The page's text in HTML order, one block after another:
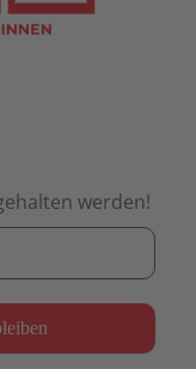
werden!